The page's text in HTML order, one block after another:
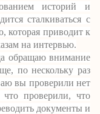
историй и
сталкиваться с
которая приводит к
на интервью.
обращаю внимание
по нескольку раз
вы проверили нет
проверили, что
документы и